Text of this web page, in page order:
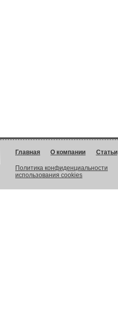
Главная О компании Статьи
Политика конфиденциальности
использования cookies